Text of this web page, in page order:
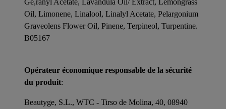
Oil, Limonene, Linalool, Linalyl Acetate, Pelargonium
Graveolens Flower Oil, Pinene, Terpineol, Turpentine.
B05167
Opérateur économique responsable de la sécurité
du produit:
Beautyge, S.L., WTC - Tirso de Molina, 40, 08940